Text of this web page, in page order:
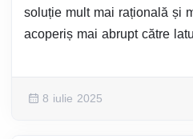
soluție mult mai rațională și
acoperiș mai abrupt către
8 iulie 2025